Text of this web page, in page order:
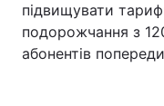
підвищувати
подорожчання з
абонентів